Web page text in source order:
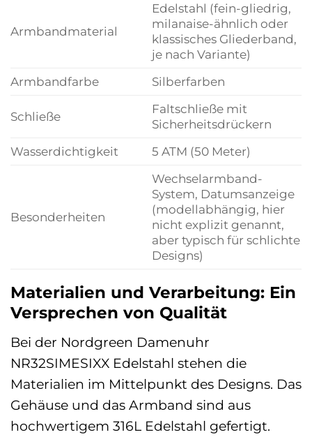
Armbandmaterial
Edelstahl (fein-gliedrig,
milanaise-ähnlich oder
klassisches Gliederband,
je nach Variante)
Armbandfarbe
Silberfarben
Schließe
Faltschließe mit
Sicherheitsdrückern
Wasserdichtigkeit
5 ATM (50 Meter)
Besonderheiten
Wechselarmband-
System, Datumsanzeige
(modellabhängig, hier
nicht explizit genannt,
aber typisch für schlichte
Designs)
Materialien und Verarbeitung: Ein
Versprechen von Qualität
Bei der Nordgreen Damenuhr
NR32SIMESIXX Edelstahl stehen die
Materialien im Mittelpunkt des Designs. Das
Gehäuse und das Armband sind aus
hochwertigem 316L Edelstahl gefertigt.